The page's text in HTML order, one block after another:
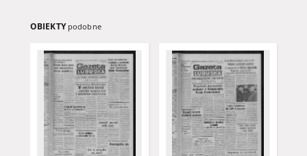
OBIEKTY podobne